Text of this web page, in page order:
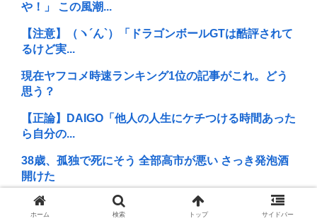
や！」 この風潮...
【注意】（ヽ´ん`）「ドラゴンボールGTは酷評されて
るけど実...
現在ヤフコメ時速ランキング1位の記事がこれ。どう
思う？
【正論】DAIGO「他人の人生にケチつける時間あった
ら自分の...
38歳、孤独で死にそう 全部高市が悪い さっき発泡酒
開けた
ベジットのベジータ要素、ネーミングセンスしかない
ホーム 検索 トップ サイドバー